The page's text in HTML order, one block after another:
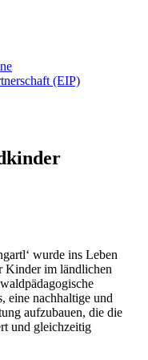
(EIP)
wurde ins Leben
Kinder im ländlichen
eine nachhaltige und
aufzubauen, die die
und gleichzeitig